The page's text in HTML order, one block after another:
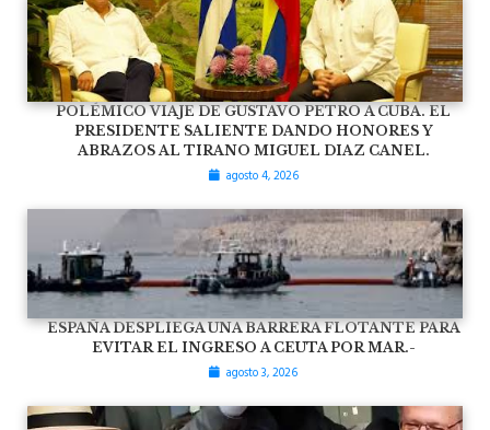
POLÉMICO VIAJE DE GUSTAVO PETRO A CUBA. EL
PRESIDENTE SALIENTE DANDO HONORES Y
ABRAZOS AL TIRANO MIGUEL DIAZ CANEL.
agosto 4, 2026
ESPAÑA DESPLIEGA UNA BARRERA FLOTANTE PARA
EVITAR EL INGRESO A CEUTA POR MAR.-
agosto 3, 2026